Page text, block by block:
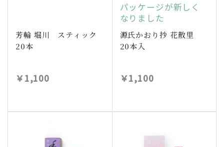
芳輪 堀川 スティック
20本
￥1,100
パッケージが新しく
なりました
源氏かおり抄 花散里
20本入
￥1,100